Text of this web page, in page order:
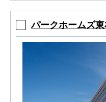
パークホームズ